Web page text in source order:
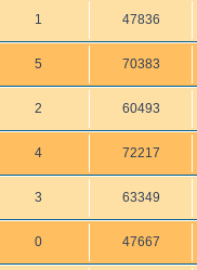
1 47836
5 70383
2 60493
4 72217
3 63349
0 47667